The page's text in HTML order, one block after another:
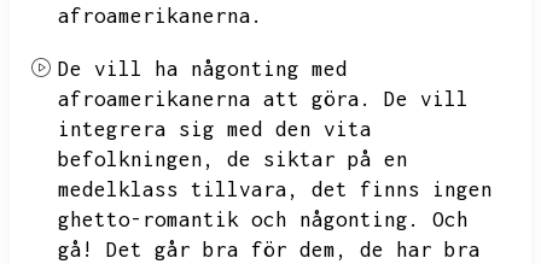
afroamerikanerna.
De vill ha någonting med
afroamerikanerna att göra.
De vill
integrera sig med den vita
befolkningen,
de siktar på en
medelklass tillvara,
det finns ingen
ghetto-romantik och någonting.
Och
gå!
Det går bra för dem,
de har bra